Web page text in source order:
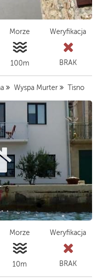
Morze
100m
Weryfikacja
BRAK
Wyspa Murter Tisno
Morze
10m
Weryfikacja
BRAK